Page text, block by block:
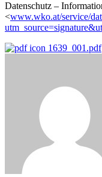
Datenschutz –
<www.wko.at/service/
1639_001.pdf